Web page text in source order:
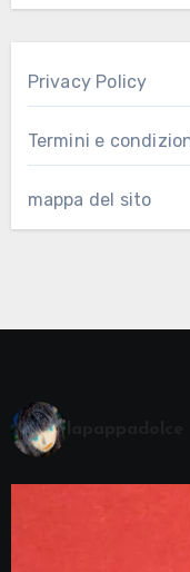
Privacy Policy
Termini e
mappa del sito